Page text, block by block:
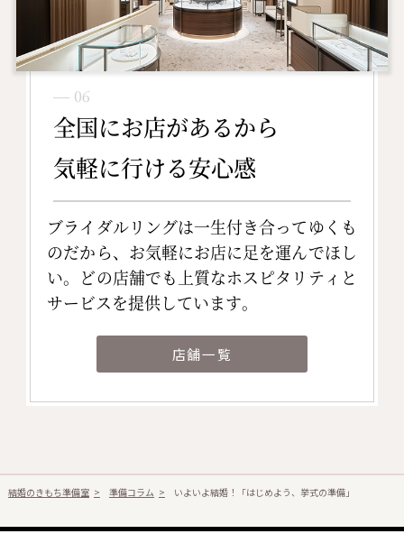
― 06
全国にお店があるから
気軽に行ける安心感
ブライダルリングは一生付き合ってゆくも
のだから、お気軽にお店に足を運んでほし
い。どの店舗でも上質なホスピタリティと
サービスを提供しています。
店舗一覧
結婚のきもち準備室 準備コラム いよいよ結婚！「はじめよう、挙式の準備」